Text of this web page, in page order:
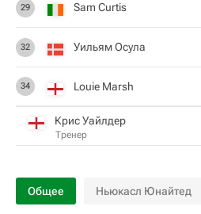
29 Sam Curtis
32 Уильям Осула
34 Louie Marsh
Крис Уайлдер
Тренер
Общее Ньюкасл Юнайтед